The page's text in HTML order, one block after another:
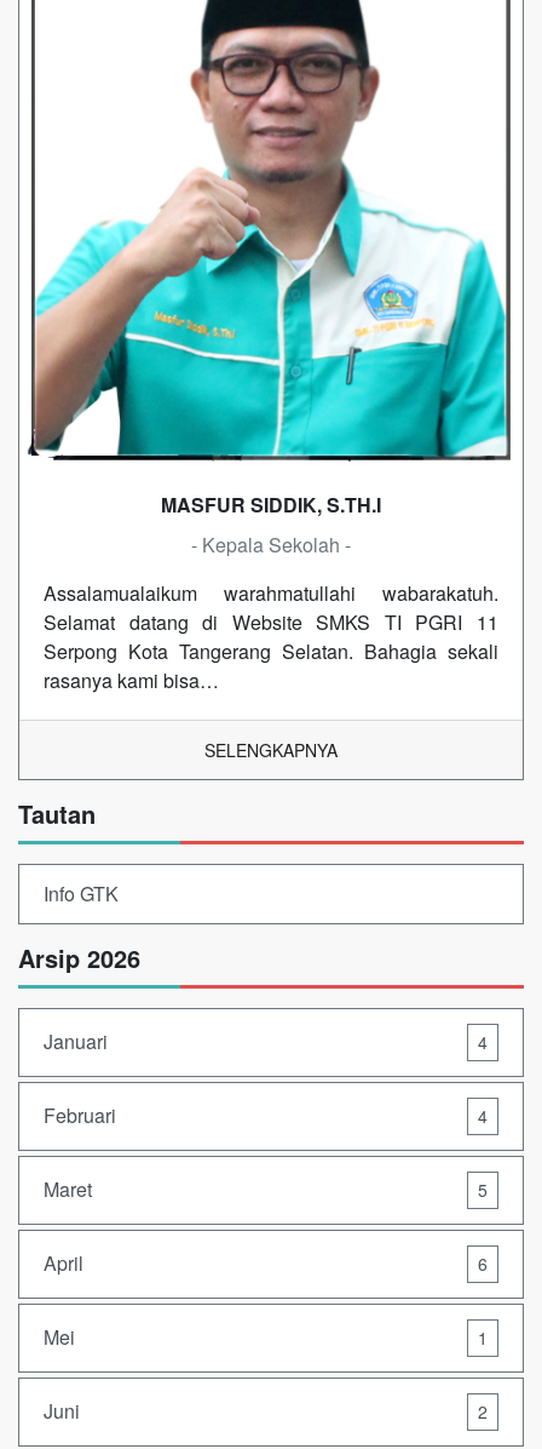
MASFUR SIDDIK, S.TH.I
- Kepala Sekolah -
Assalamualaikum warahmatullahi wabarakatuh.
Selamat datang di Website SMKS TI PGRI 11
Serpong Kota Tangerang Selatan. Bahagia sekali
rasanya kami bisa…
SELENGKAPNYA
Tautan
Info GTK
Arsip 2026
Januari 4
Februari 4
Maret 5
April 6
Mei 1
Juni 2